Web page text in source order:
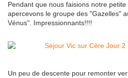
Pendant que nous faisions notre
apercevons le groupe des "Gazelles"
Vénus". Impressionnants!!!!
Un peu de descente pour remonter